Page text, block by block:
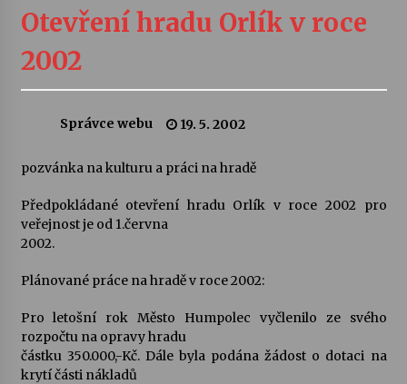
Sukuba Ensemble
4. 8. 2026
kapkou
30. 7. 2026
Veselí muzikanti
28. 7. 2026
Letní koncerty ve Stromovce: Kolchoz a
Jenakaši
28. 7. 2026
Otevření hradu Orlík v roce
2002
Správce webu 19. 5. 2002
pozvánka na kulturu a práci na hradě
Předpokládané otevření hradu Orlík v roce 2002 pro
veřejnost je od 1.června
2002.
Plánované práce na hradě v roce 2002:
Pro letošní rok Město Humpolec vyčlenilo ze svého
rozpočtu na opravy hradu
částku 350.000,-Kč. Dále byla podána žádost o dotaci na
krytí části nákladů